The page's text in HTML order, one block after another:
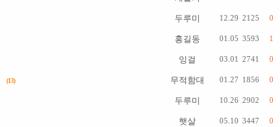
두루미 12.29 2125 0
홍길동 01.05 3593 1
잉걸 03.01 2741 0
(13) 무적함대 01.27 1856 0
두루미 10.26 2902 0
햇살 05.10 3447 0